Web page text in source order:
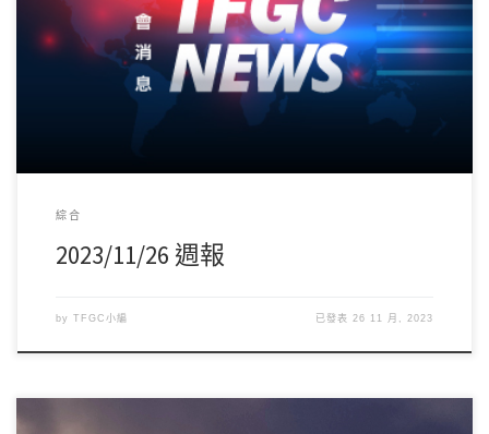
綜合
2023/11/26 週報
by TFGC小編 已發表26 11 月, 2023